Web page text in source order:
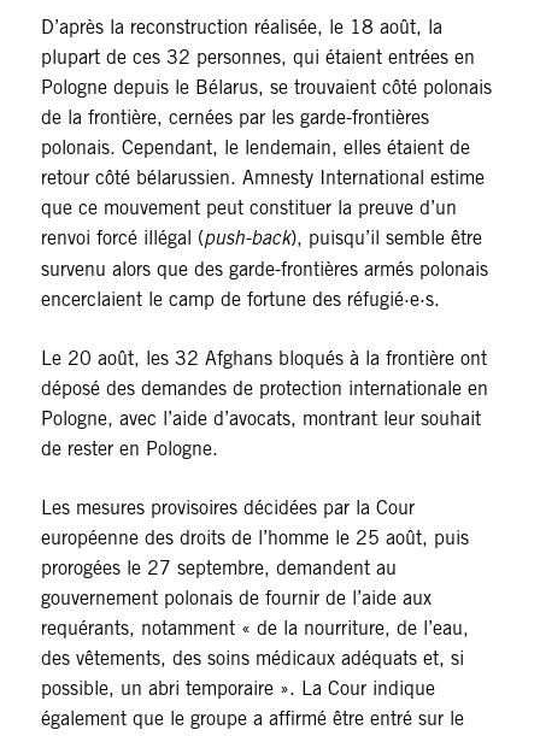
D’après la reconstruction réalisée, le 18 août, la
plupart de ces 32 personnes, qui étaient entrées en
Pologne depuis le Bélarus, se trouvaient côté polonais
de la frontière, cernées par les garde-frontières
polonais. Cependant, le lendemain, elles étaient de
retour côté bélarussien. Amnesty International estime
que ce mouvement peut constituer la preuve d’un
renvoi forcé illégal (push-back), puisqu’il semble être
survenu alors que des garde-frontières armés polonais
encerclaient le camp de fortune des réfugié·e·s.
Le 20 août, les 32 Afghans bloqués à la frontière ont
déposé des demandes de protection internationale en
Pologne, avec l’aide d’avocats, montrant leur souhait
de rester en Pologne.
Les mesures provisoires décidées par la Cour
européenne des droits de l’homme le 25 août, puis
prorogées le 27 septembre, demandent au
gouvernement polonais de fournir de l’aide aux
requérants, notamment « de la nourriture, de l’eau,
des vêtements, des soins médicaux adéquats et, si
possible, un abri temporaire ». La Cour indique
également que le groupe a affirmé être entré sur le